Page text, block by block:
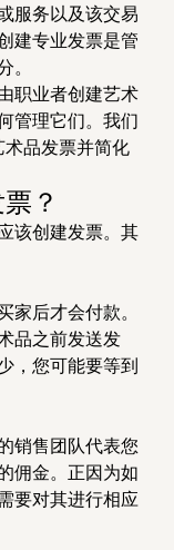
服务以及该交易
建专业发票是管
。
职业者创建艺术
管理它们。我们
品发票并简化
？
该创建发票。其
家后才会付款。
品之前发送发
，您可能要等到
销售团队代表您
佣金。正因为如
要对其进行相应